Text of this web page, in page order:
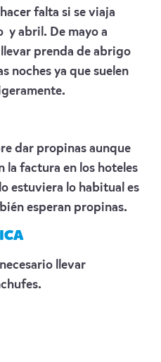
falta si se viaja
y abril. De mayo a
prenda de abrigo
noches ya que suelen
dar propinas aunque
la factura en los hoteles
estuviera lo habitual es
esperan propinas.
llevar